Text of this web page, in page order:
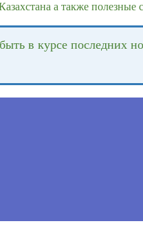
а также полезные
в курсе последних